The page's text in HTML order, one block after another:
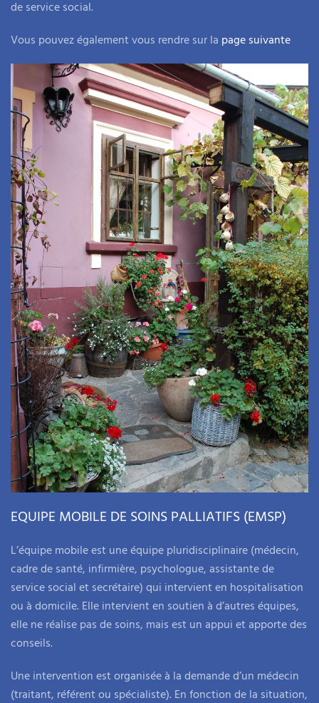
de service social.
Vous pouvez également vous rendre sur la page suivante
EQUIPE MOBILE DE SOINS PALLIATIFS (EMSP)
L’équipe mobile est une équipe pluridisciplinaire (médecin,
cadre de santé, infirmière, psychologue, assistante de
service social et secrétaire) qui intervient en hospitalisation
ou à domicile. Elle intervient en soutien à d’autres équipes,
elle ne réalise pas de soins, mais est un appui et apporte des
conseils.
Une intervention est organisée à la demande d’un médecin
(traitant, référent ou spécialiste). En fonction de la situation,